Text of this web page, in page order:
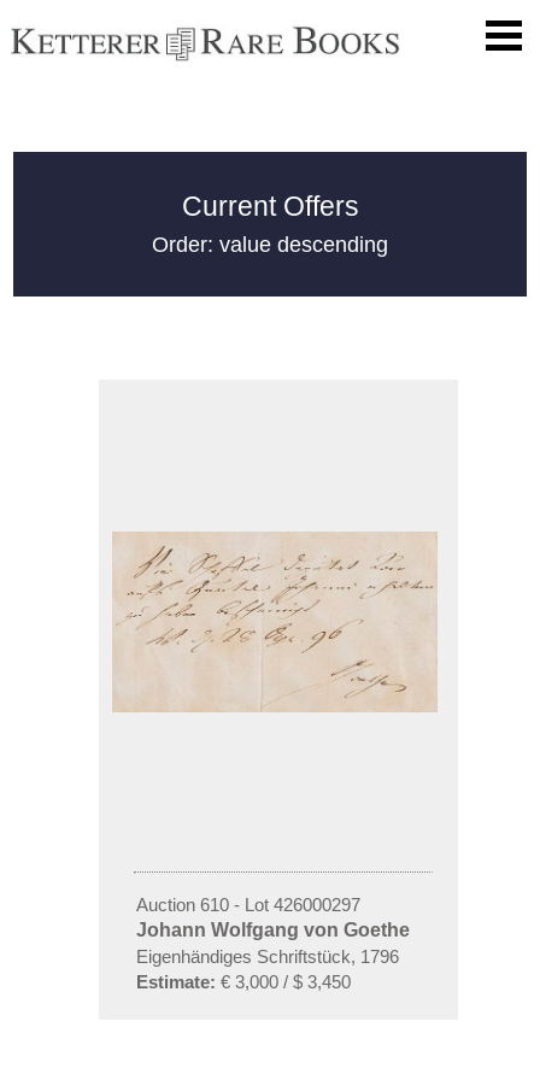
Current Offers
Order: value descending
Auction 610 - Lot 426000297
Johann Wolfgang von Goethe
Eigenhändiges Schriftstück, 1796
Estimate: € 3,000 / $ 3,450